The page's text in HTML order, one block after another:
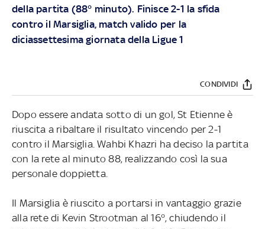
della partita (88° minuto). Finisce 2-1 la sfida
contro il Marsiglia, match valido per la
diciassettesima giornata della Ligue 1
CONDIVIDI
Dopo essere andata sotto di un gol, St Etienne è
riuscita a ribaltare il risultato vincendo per 2-1
contro il Marsiglia. Wahbi Khazri ha deciso la partita
con la rete al minuto 88, realizzando così la sua
personale doppietta.
Il Marsiglia è riuscito a portarsi in vantaggio grazie
alla rete di Kevin Strootman al 16°, chiudendo il